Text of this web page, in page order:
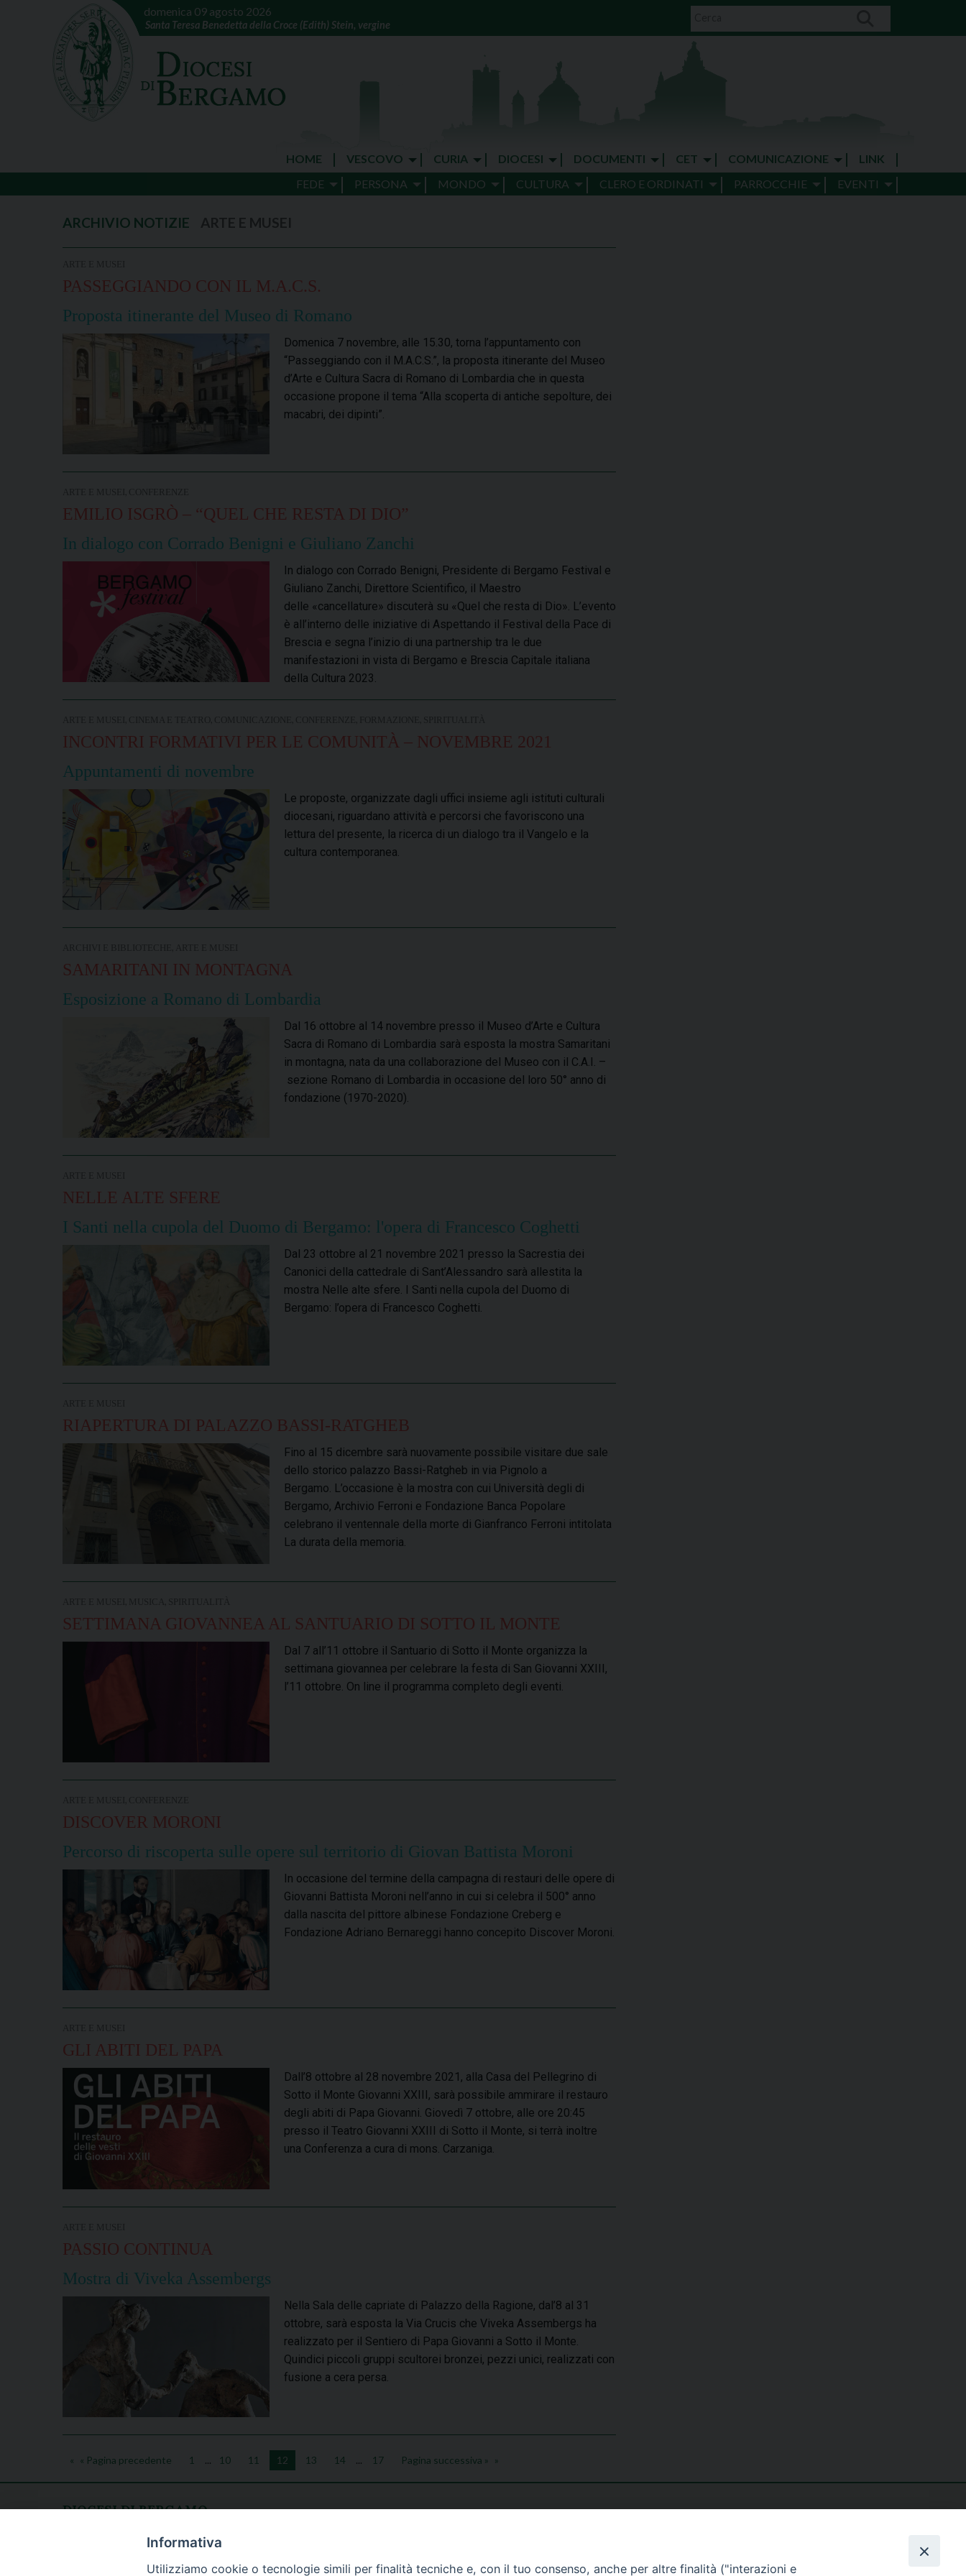
domenica 09 agosto 2026
Santa Teresa Benedetta della Croce (Edith) Stein, vergine
HOME VESCOVO CURIA DIOCESI DOCUMENTI CET COMUNICAZIONE
LINK
FEDE
PERSONA MONDO CULTURA CLERO E ORDINATI PARROCCHIE EVENTI
PASSEGGIANDO CON IL M.A.C.S.
Proposta itinerante del Museo di Romano
Domenica 7 novembre, alle 15.30, torna l’appuntamento con
“Passeggiando con il M.A.C.S.”, la proposta itinerante del Museo
d’Arte e Cultura Sacra di Romano di Lombardia che in questa
occasione propone il tema “Alla scoperta di antiche sepolture, dei
macabri, dei dipinti”.
EMILIO ISGRÒ – “QUEL CHE RESTA DI DIO”
In dialogo con Corrado Benigni e Giuliano Zanchi
In dialogo con Corrado Benigni, Presidente di Bergamo Festival e
Giuliano Zanchi, Direttore Scientifico, il Maestro
delle «cancellature» discuterà su «Quel che resta di Dio». L’evento
è all’interno delle iniziative di Aspettando il Festival della Pace di
Brescia e segna l’inizio di una partnership tra le due
manifestazioni in vista di Bergamo e Brescia Capitale italiana
della Cultura 2023.
INCONTRI FORMATIVI PER LE COMUNITÀ – NOVEMBRE 2021
Appuntamenti di novembre
Le proposte, organizzate dagli uffici insieme agli istituti culturali
diocesani, riguardano attività e percorsi che favoriscono una
lettura del presente, la ricerca di un dialogo tra il Vangelo e la
cultura contemporanea.
SAMARITANI IN MONTAGNA
Esposizione a Romano di Lombardia
Dal 16 ottobre al 14 novembre presso il Museo d’Arte e Cultura
Sacra di Romano di Lombardia sarà esposta la mostra Samaritani
in montagna, nata da una collaborazione del Museo con il C.A.I. –
sezione Romano di Lombardia in occasione del loro 50° anno di
fondazione (1970-2020).
NELLE ALTE SFERE
I Santi nella cupola del Duomo di Bergamo: l'opera di Francesco Coghetti
Dal 23 ottobre al 21 novembre 2021 presso la Sacrestia dei
Canonici della cattedrale di Sant’Alessandro sarà allestita la
mostra Nelle alte sfere. I Santi nella cupola del Duomo di
Bergamo: l’opera di Francesco Coghetti.
RIAPERTURA DI PALAZZO BASSI-RATGHEB
Fino al 15 dicembre sarà nuovamente possibile visitare due sale
dello storico palazzo Bassi-Ratgheb in via Pignolo a
Bergamo. L’occasione è la mostra con cui Università degli di
Bergamo, Archivio Ferroni e Fondazione Banca Popolare
celebrano il ventennale della morte di Gianfranco Ferroni intitolata
La durata della memoria.
SETTIMANA GIOVANNEA AL SANTUARIO DI SOTTO IL MONTE
Dal 7 all’11 ottobre il Santuario di Sotto il Monte organizza la
settimana giovannea per celebrare la festa di San Giovanni XXIII,
l’11 ottobre. On line il programma completo degli eventi.
DISCOVER MORONI
Percorso di riscoperta sulle opere sul territorio di Giovan Battista Moroni
In occasione del termine della campagna di restauri delle opere di
Giovanni Battista Moroni nell’anno in cui si celebra il 500° anno
dalla nascita del pittore albinese Fondazione Creberg e
Fondazione Adriano Bernareggi hanno concepito Discover Moroni.
GLI ABITI DEL PAPA
Dall’8 ottobre al 28 novembre 2021, alla Casa del Pellegrino di
Sotto il Monte Giovanni XXIII, sarà possibile ammirare il restauro
degli abiti di Papa Giovanni. Giovedì 7 ottobre, alle ore 20:45
presso il Teatro Giovanni XXIII di Sotto il Monte, si terrà inoltre
una Conferenza a cura di mons. Carzaniga.
PASSIO CONTINUA
Mostra di Viveka Assembergs
Nella Sala delle capriate di Palazzo della Ragione, dal’8 al 31
ottobre, sarà esposta la Via Crucis che Viveka Assembergs ha
realizzato per il Sentiero di Papa Giovanni a Sotto il Monte.
Quindici piccoli gruppi scultorei bronzei, pezzi unici, realizzati con
fusione a cera persa.
« Pagina precedente 1 ... 10 11 12 13 14 ... 17 Pagina successiva »
DIOCESI DI BERGAMO
lunedì - venerdì
h. 08.30 - 12.30
Informativa
Utilizziamo cookie o tecnologie simili per finalità tecniche e, con il tuo consenso, anche per altre finalità ("interazioni e